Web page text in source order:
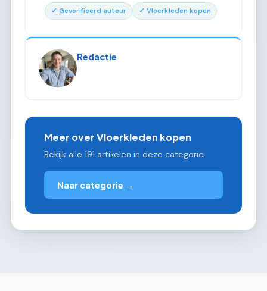
✓ Geverifieerd auteur ✓ Vloerkleden kopen
Redactie
Meer over Vloerkleden kopen
Bekijk alle 191 artikelen in deze categorie.
Naar categorie →